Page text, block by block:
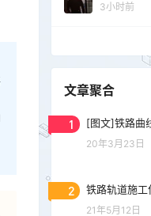
3小时前
文章聚合
1 [图文]铁路曲
20年3月23日
2 铁路轨道施
21年5月12日